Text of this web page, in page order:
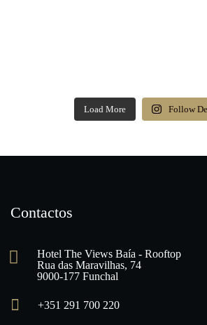
Load More Follow
Contactos
Hotel The Views Baía - Rooftop
Rua das Maravilhas, 74
9000-177 Funchal
+351 291 700 220